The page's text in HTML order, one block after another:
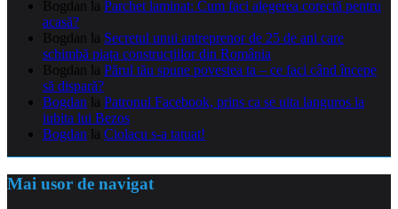
Bogdan la Parchet laminat: Cum faci alegerea corectă pentru
acasă?
Bogdan la Secretul unui antreprenor de 25 de ani care
schimbă piața construcțiilor din România
Bogdan la Părul tău spune povestea ta – ce faci când începe
să dispară?
Bogdan la Patronul Facebook, prins ca se uita languros la
iubita lui Bezos
Bogdan la Ciolacu s-a tatuat!
Mai usor de navigat